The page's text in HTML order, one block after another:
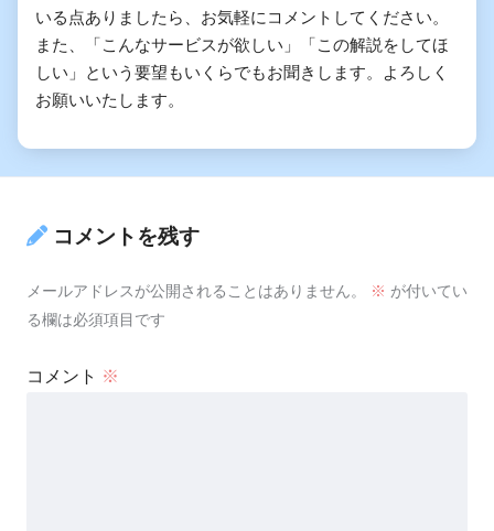
いる点ありましたら、お気軽にコメントしてください。
また、「こんなサービスが欲しい」「この解説をしてほ
しい」という要望もいくらでもお聞きします。よろしく
お願いいたします。
コメントを残す
メールアドレスが公開されることはありません。 ※ が付いてい
る欄は必須項目です
コメント ※